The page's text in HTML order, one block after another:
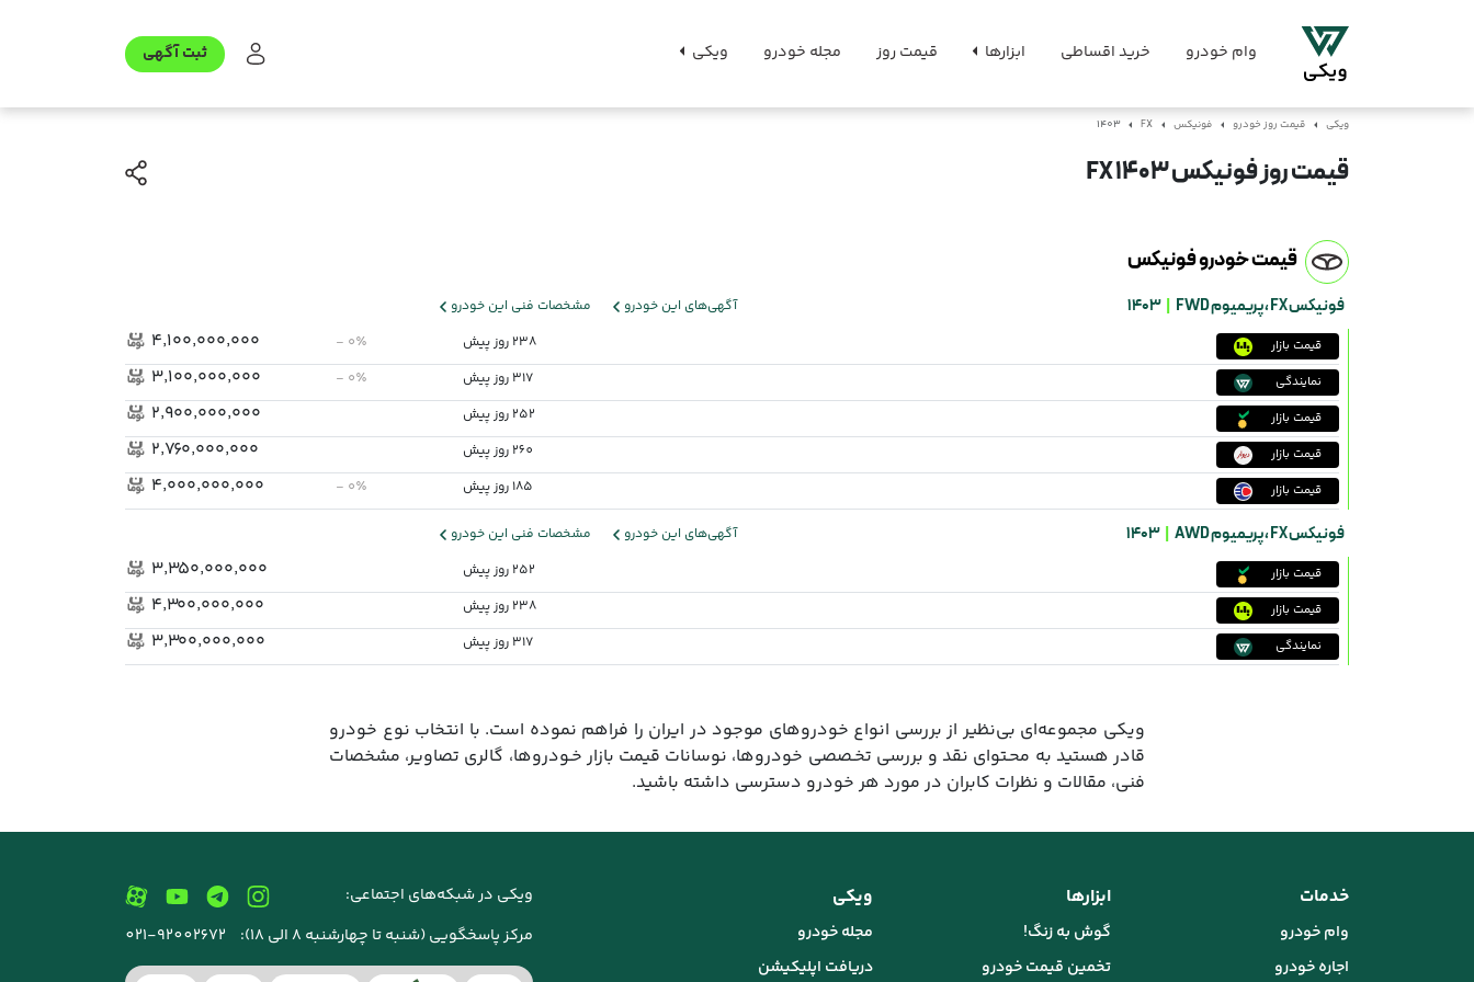
وام خودرو خرید اقساطی ابزارها قیمت روز مجله خودرو ویکی ثبت آگهی
ویکی قیمت روز خودرو فونیکس FX
1403
قیمت روز فونیکس FX 1403
قیمت خودرو فونیکس
فونیکس FX ، پریمیوم FWD 1403 آگهی‌های این خودرو مشخصات فنی این خودرو
قیمت بازار 238 روز پیش - ۰٪ ۴٬۱۰۰٬۰۰۰٬۰۰۰
نمایندگی 317 روز پیش - ۰٪ ۳٬۱۰۰٬۰۰۰٬۰۰۰
قیمت بازار 252 روز پیش ۲٬۹۰۰٬۰۰۰٬۰۰۰
قیمت بازار 260 روز پیش ۲٬۷۶۰٬۰۰۰٬۰۰۰
قیمت بازار 185 روز پیش - ۰٪ ۴٬۰۰۰٬۰۰۰٬۰۰۰
فونیکس FX ، پریمیوم AWD 1403 آگهی‌های این خودرو مشخصات فنی این خودرو
قیمت بازار 252 روز پیش ۳٬۳۵۰٬۰۰۰٬۰۰۰
قیمت بازار 238 روز پیش ۴٬۳۰۰٬۰۰۰٬۰۰۰
نمایندگی 317 روز پیش ۳٬۳۰۰٬۰۰۰٬۰۰۰
ویکی مجموعه‌ای بی‌نظیر از بررسی انواع خودروهای موجود در ایران را فراهم نموده است. با انتخاب نوع خودرو
قادر هستید به محـتوای نقد و بررسی تخـصصی خودروها، نوسانات قیمت بازار خـودروها، گالری تصاویر، مشخصات
فنی، مقالات و نظرات کابران در مورد هر خودرو دسترسی داشته باشید.
خدمات
وام خودرو
اجاره خودرو
ابزارها
گوش به زنگ!
تخمین قیمت خودرو
ویکی
مجله خودرو
دریافت اپلیکیشن
ویکی در شبکه‌های اجتماعی:
مرکز پاسخگویی (شنبه تا چهارشنبه 8 الی 18):
021-92002672